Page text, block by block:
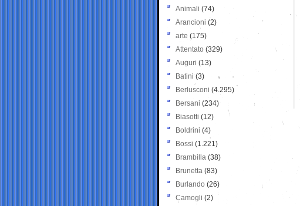
Animali (74)
Arancioni (2)
arte (175)
Attentato (329)
Auguri (13)
Batini (3)
Berlusconi (4.295)
Bersani (234)
Biasotti (12)
Boldrini (4)
Bossi (1.221)
Brambilla (38)
Brunetta (83)
Burlando (26)
Camogli (2)